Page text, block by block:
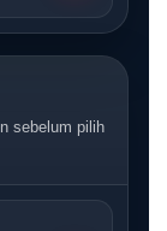
sebelum pilih